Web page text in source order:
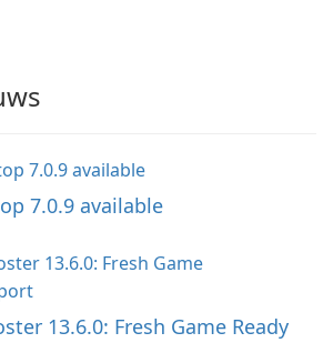
7.0.9 available
13.6.0: Fresh Game Ready